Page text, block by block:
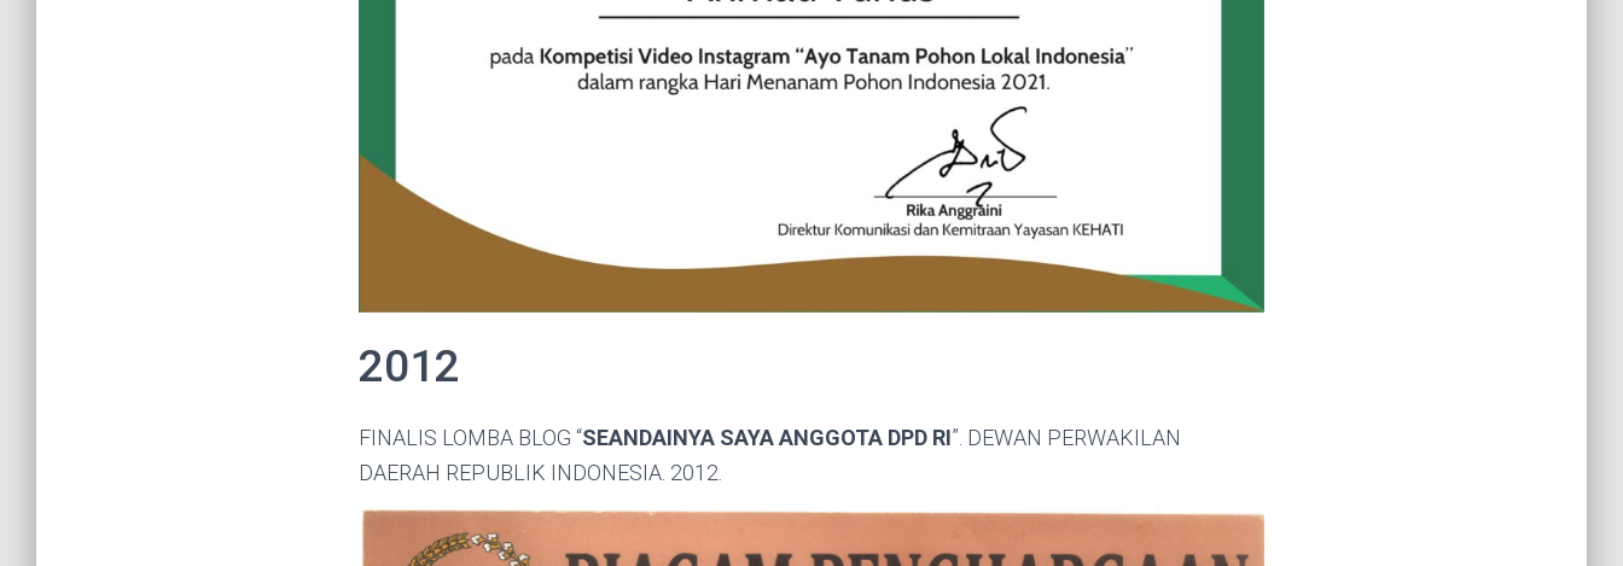
2012
FINALIS LOMBA BLOG “SEANDAINYA SAYA ANGGOTA DPD RI”. DEWAN PERWAKILAN
DAERAH REPUBLIK INDONESIA. 2012.